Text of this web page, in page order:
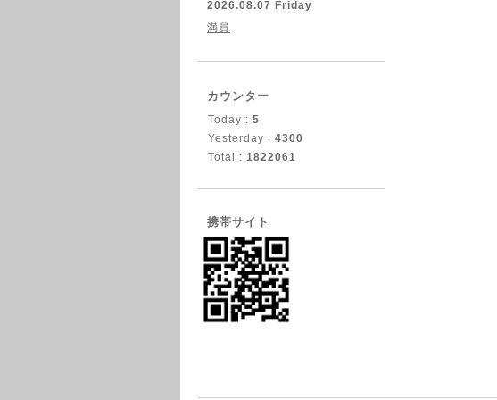
2026.08.07 Friday
満員
カウンター
Today : 5
Yesterday : 4300
Total : 1822061
携帯サイト